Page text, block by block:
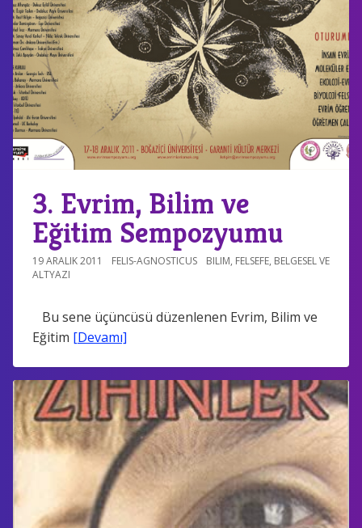
3. Evrim, Bilim ve
Eğitim Sempozyumu
19 ARALIK 2011 FELIS-AGNOSTICUS BILIM, FELSEFE, BELGESEL VE
ALTYAZI
Bu sene üçüncüsü düzenlenen Evrim, Bilim ve
Eğitim [Devamı]